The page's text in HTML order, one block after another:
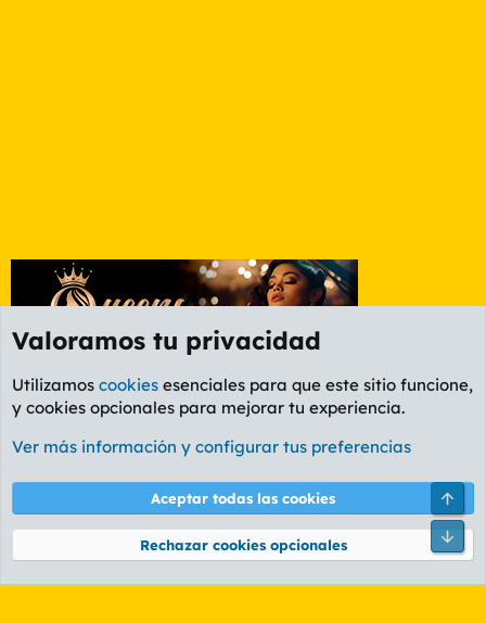
Foro Informática y Videojuegos
Cookies
PL OLDSTYLE AMARILLO
Términos y reglas Política de privacidad Ayuda
Community platform by XenForo® © 2010-2026 XenForo Ltd.
Valoramos tu privacidad
Utilizamos cookies esenciales para que este sitio funcione,
y cookies opcionales para mejorar tu experiencia.
Ver más información y configurar tus preferencias
Aceptar todas las cookies
Rechazar cookies opcionales
Pie